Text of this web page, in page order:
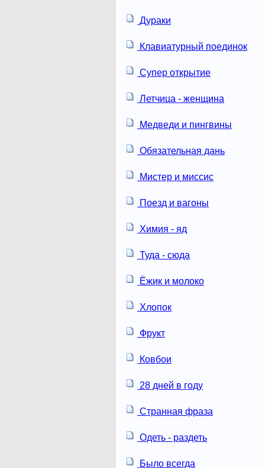
Дураки
Клавиатурный поединок
Супер открытие
Летчица - женщина
Медведи и пингвины
Обязательная дань
Мистер и миссис
Поезд и вагоны
Химия - яд
Туда - сюда
Ёжик и молоко
Хлопок
Фрукт
Ковбои
28 дней в году
Странная фраза
Одеть - раздеть
Было всегда